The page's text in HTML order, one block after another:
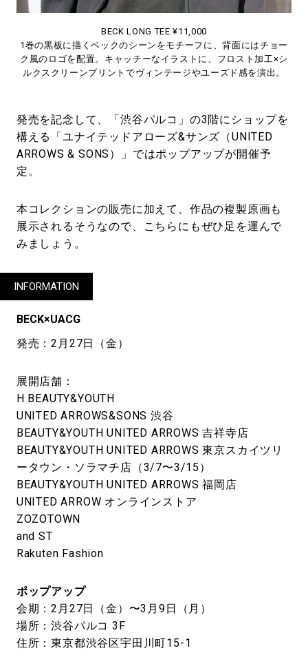
BECK LONG TEE ¥11,000
1巻の黒板に描くベックのシーンをモチーフに、背面にはチョー
ク風のロゴを配置。キャッチーなイラストに、フロスト加工×シ
ルクスクリーンプリントでヴィンテージやユーズド感を演出。
発売を記念して、「渋谷パルコ」の3階にショップを
構える「ユナイテッドアローズ&サンズ（UNITED
ARROWS & SONS）」ではポップアップが開催予
定。
本コレクションの販売に加えて、作品の複製原画も
展示されるそうなので、こちらにもぜひ足を運んで
みましょう。
INFORMATION
BECK×UACG
発売：2月27日（金）
展開店舗：
H BEAUTY&YOUTH
UNITED ARROWS&SONS 渋谷
BEAUTY&YOUTH UNITED ARROWS 吉祥寺店
BEAUTY&YOUTH UNITED ARROWS 東京スカイツリ
ータウン・ソラマチ店（3/7〜3/15）
BEAUTY&YOUTH UNITED ARROWS 福岡店
UNITED ARROW オンラインストア
ZOZOTOWN
and ST
Rakuten Fashion
ポップアップ
会期：2月27日（金）〜3月9日（月）
場所：渋谷パルコ 3F
住所：東京都渋谷区宇田川町15-1